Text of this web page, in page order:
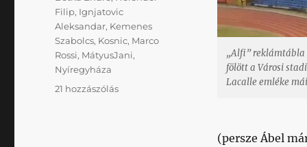
„Alfi” reklámtábla
fölött a Városi
Lacalle emléke
(persze Ábel
Filip, Ignjatovic
Aleksandar, Kemenes
Szabolcs, Kosnic, Marco
Rossi, MátyusJani,
Nyíregyháza
21 hozzászólásTavasz-